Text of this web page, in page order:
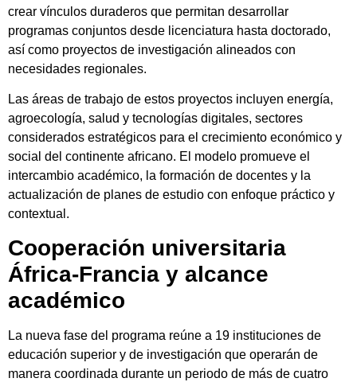
crear vínculos duraderos que permitan desarrollar
programas conjuntos desde licenciatura hasta doctorado,
así como proyectos de investigación alineados con
necesidades regionales.
Las áreas de trabajo de estos proyectos incluyen energía,
agroecología, salud y tecnologías digitales, sectores
considerados estratégicos para el crecimiento económico y
social del continente africano. El modelo promueve el
intercambio académico, la formación de docentes y la
actualización de planes de estudio con enfoque práctico y
contextual.
Cooperación universitaria
África-Francia y alcance
académico
La nueva fase del programa reúne a 19 instituciones de
educación superior y de investigación que operarán de
manera coordinada durante un periodo de más de cuatro